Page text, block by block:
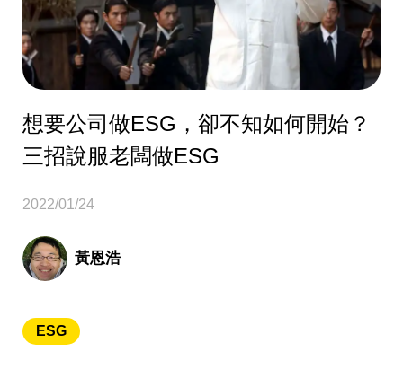
想要公司做ESG，卻不知如何開始？
三招說服老闆做ESG
2022/01/24
黃恩浩
ESG